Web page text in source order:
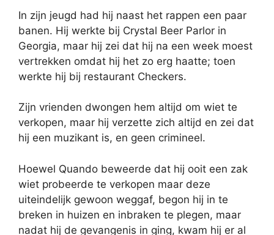
In zijn jeugd had hij naast het rappen een paar
banen. Hij werkte bij Crystal Beer Parlor in
Georgia, maar hij zei dat hij na een week moest
vertrekken omdat hij het zo erg haatte; toen
werkte hij bij restaurant Checkers.
Zijn vrienden dwongen hem altijd om wiet te
verkopen, maar hij verzette zich altijd en zei dat
hij een muzikant is, en geen crimineel.
Hoewel Quando beweerde dat hij ooit een zak
wiet probeerde te verkopen maar deze
uiteindelijk gewoon weggaf, begon hij in te
breken in huizen en inbraken te plegen, maar
nadat hij de gevangenis in ging, kwam hij er al